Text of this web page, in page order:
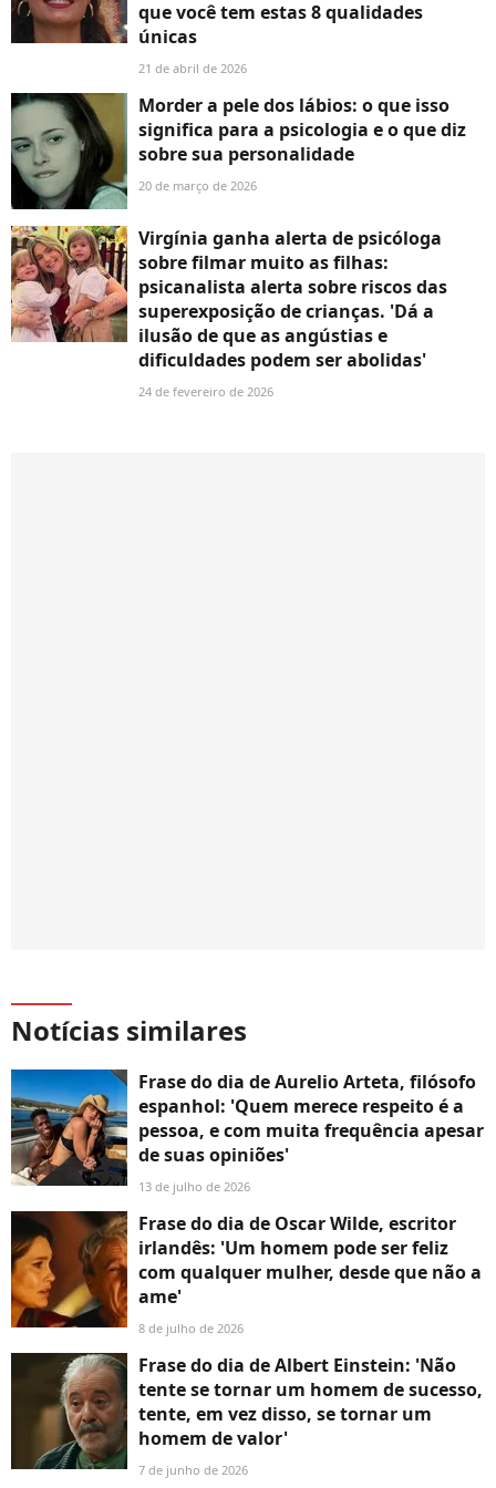
que você tem estas 8 qualidades
únicas
21 de abril de 2026
Morder a pele dos lábios: o que isso
significa para a psicologia e o que diz
sobre sua personalidade
20 de março de 2026
Virgínia ganha alerta de psicóloga
sobre filmar muito as filhas:
psicanalista alerta sobre riscos das
superexposição de crianças. 'Dá a
ilusão de que as angústias e
dificuldades podem ser abolidas'
24 de fevereiro de 2026
Notícias similares
Frase do dia de Aurelio Arteta, filósofo
espanhol: 'Quem merece respeito é a
pessoa, e com muita frequência apesar
de suas opiniões'
13 de julho de 2026
Frase do dia de Oscar Wilde, escritor
irlandês: 'Um homem pode ser feliz
com qualquer mulher, desde que não a
ame'
8 de julho de 2026
Frase do dia de Albert Einstein: 'Não
tente se tornar um homem de sucesso,
tente, em vez disso, se tornar um
homem de valor'
7 de junho de 2026